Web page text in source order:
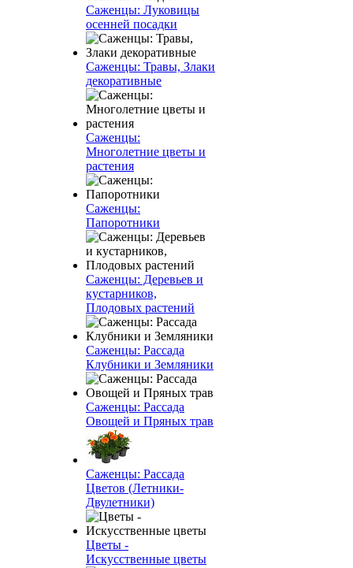
Саженцы: Луковицы
осенней посадки
Саженцы: Травы, Злаки
декоративные
Саженцы:
Многолетние цветы и
растения
Саженцы:
Папоротники
Саженцы: Деревьев и
кустарников,
Плодовых растений
Саженцы: Рассада
Клубники и Земляники
Саженцы: Рассада
Овощей и Пряных трав
Саженцы: Рассада
Цветов (Летники-
Двулетники)
Цветы -
Искусственные цветы